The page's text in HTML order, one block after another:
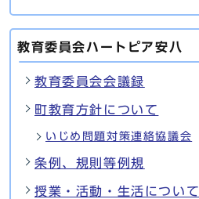
教育委員会ハートピア安八
教育委員会会議録
町教育方針について
いじめ問題対策連絡協議会
条例、規則等例規
授業・活動・生活について